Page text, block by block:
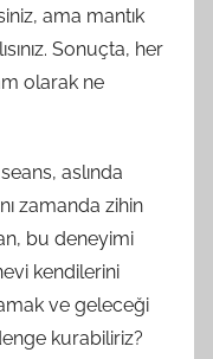
ama mantık
Sonuçta, her
olarak ne
aslında
zamanda zihin
bu deneyimi
kendilerini
ve geleceği
kurabiliriz?